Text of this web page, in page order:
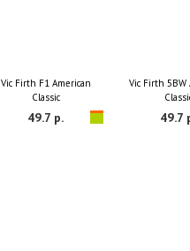
Vic Firth F1 American
Classic
49.7 р.
Vic Firth 5BW
49.7